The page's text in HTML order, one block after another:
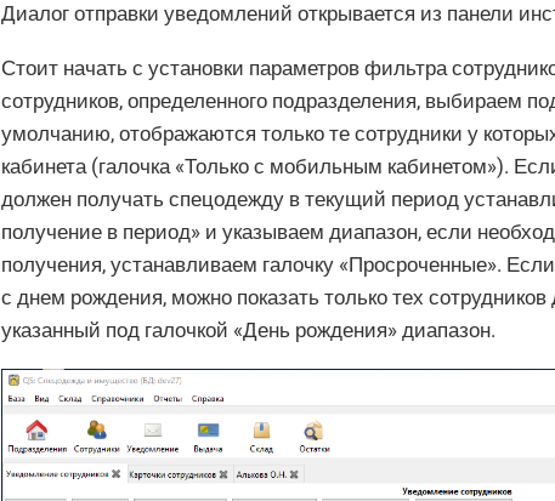
Диалог отправки уведомлений открывается из панели
Стоит начать с установки параметров фильтра
сотрудников, определенного подразделения, выбираем
умолчанию, отображаются только те сотрудники у
кабинета (галочка «Только с мобильным кабинетом»).
должен получать спецодежду в текущий период
получение в период» и указываем диапазон, если
получения, устанавливаем галочку «Просроченные».
с днем рождения, можно показать только тех
указанный под галочкой «День рождения» диапазон.